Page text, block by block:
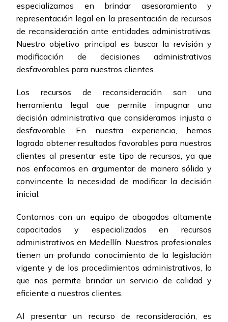
especializamos en brindar asesoramiento y
representación legal en la presentación de recursos
de reconsideración ante entidades administrativas.
Nuestro objetivo principal es buscar la revisión y
modificación de decisiones administrativas
desfavorables para nuestros clientes.
Los recursos de reconsideración son una
herramienta legal que permite impugnar una
decisión administrativa que consideramos injusta o
desfavorable. En nuestra experiencia, hemos
logrado obtener resultados favorables para nuestros
clientes al presentar este tipo de recursos, ya que
nos enfocamos en argumentar de manera sólida y
convincente la necesidad de modificar la decisión
inicial.
Contamos con un equipo de abogados altamente
capacitados y especializados en recursos
administrativos en Medellín. Nuestros profesionales
tienen un profundo conocimiento de la legislación
vigente y de los procedimientos administrativos, lo
que nos permite brindar un servicio de calidad y
eficiente a nuestros clientes.
Al presentar un recurso de reconsideración, es